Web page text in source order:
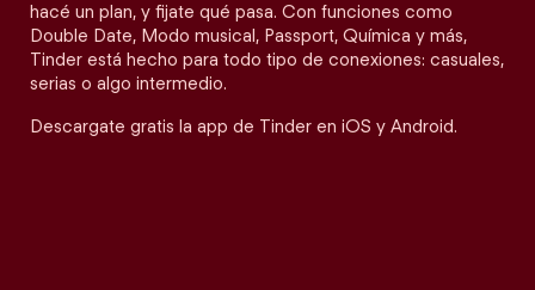
hacé un plan, y fijate qué pasa. Con funciones como
Double Date, Modo musical, Passport, Química y más,
Tinder está hecho para todo tipo de conexiones: casuales,
serias o algo intermedio.
Descargate gratis la app de Tinder en iOS y Android.